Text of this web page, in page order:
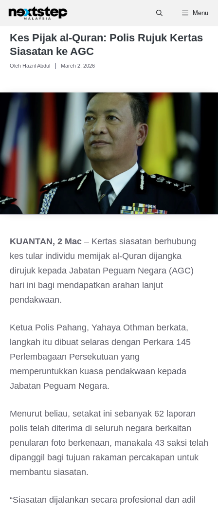
Skip
content
Menu
Kes Pijak al-Quran: Polis Rujuk Kertas
Siasatan ke AGC
Oleh Hazril Abdul March 2, 2026
KUANTAN, 2 Mac – Kertas siasatan berhubung
kes tular individu memijak al-Quran dijangka
dirujuk kepada Jabatan Peguam Negara (AGC)
hari ini bagi mendapatkan arahan lanjut
pendakwaan.
Ketua Polis Pahang, Yahaya Othman berkata,
langkah itu dibuat selaras dengan Perkara 145
Perlembagaan Persekutuan yang
memperuntukkan kuasa pendakwaan kepada
Jabatan Peguam Negara.
Menurut beliau, setakat ini sebanyak 62 laporan
polis telah diterima di seluruh negara berkaitan
penularan foto berkenaan, manakala 43 saksi telah
dipanggil bagi tujuan rakaman percakapan untuk
membantu siasatan.
“Siasatan dijalankan secara profesional dan adil